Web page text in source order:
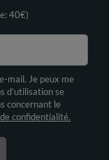
40€)
mail. Je peux me
d’utilisation se
concernant le
confidentialité.